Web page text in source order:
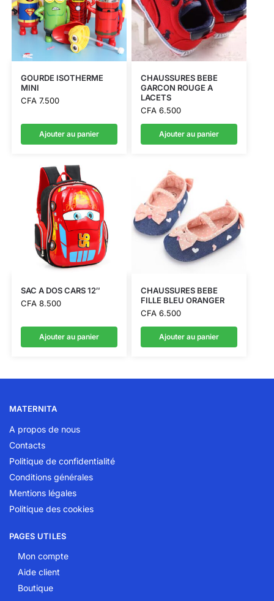
GOURDE ISOTHERME
MINI
CFA7.500
Ajouter au panier
CHAUSSURES BEBE
GARCON ROUGE A
LACETS
CFA6.500
Ajouter au panier
SAC A DOS CARS 12″
CFA8.500
Ajouter au panier
CHAUSSURES BEBE
FILLE BLEU ORANGER
CFA6.500
Ajouter au panier
MATERNITA
A propos de nous
Contacts
Politique de confidentialité
Conditions générales
Mentions légales
Politique des cookies
PAGES UTILES
Mon compte
Aide client
Boutique